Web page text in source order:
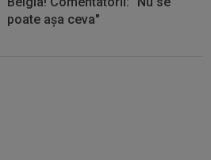
poate așa ceva"